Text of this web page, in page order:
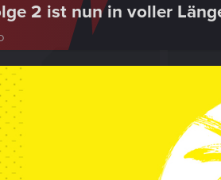
2 ist nun in voller